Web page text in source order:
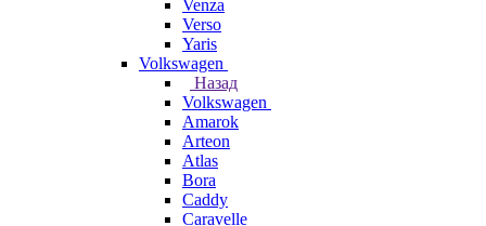
Venza
Verso
Yaris
Volkswagen
Назад
Volkswagen
Amarok
Arteon
Atlas
Bora
Caddy
Caravelle